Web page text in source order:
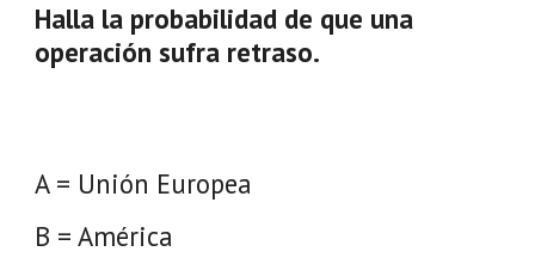
Halla la probabilidad de que una
operación sufra retraso.
A = Unión Europea
B = América